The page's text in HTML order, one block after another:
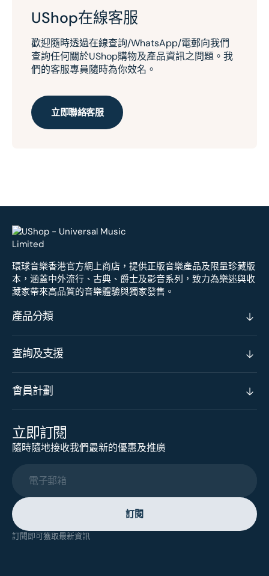
UShop在線客服
歡迎隨時透過在線查詢/WhatsApp/電郵向我們
查詢任何關於UShop購物及產品資訊之問題。我
們的客服專員隨時為你效名。
立即聯絡客服
環球音樂香港官方網上商店，提供正版音樂產品及限量珍藏版
本，涵蓋中外流行、古典、爵士及影音系列，致力為樂迷與收
藏家帶來高品質的音樂體驗與獨家發售。
產品分類
查詢及支援
會員計劃
立即訂閱
隨時隨地接收我們最新的優惠及推廣
電子郵箱
訂閱
訂閱即可獲取最新資訊